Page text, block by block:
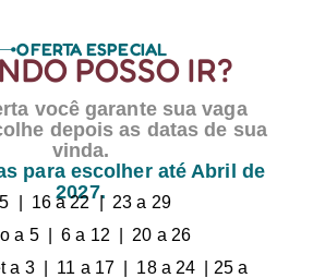
OFERTA ESPECIAL
POSSO IR?
você garante sua vaga
depois as datas de sua
vinda.
para escolher até Abril de
2027.
| 16 a 22 | 23 a 29
a 5 | 6 a 12 | 20 a 26
a 3 | 11 a 17 | 18 a 24 | 25 a